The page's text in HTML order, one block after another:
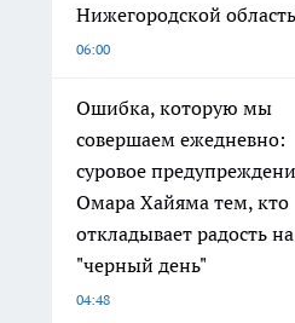
Нижегородской
06:00
Ошибка, которую мы
совершаем ежедневно:
суровое
Омара Хайяма тем, кто
откладывает радость на
"черный день"
04:48